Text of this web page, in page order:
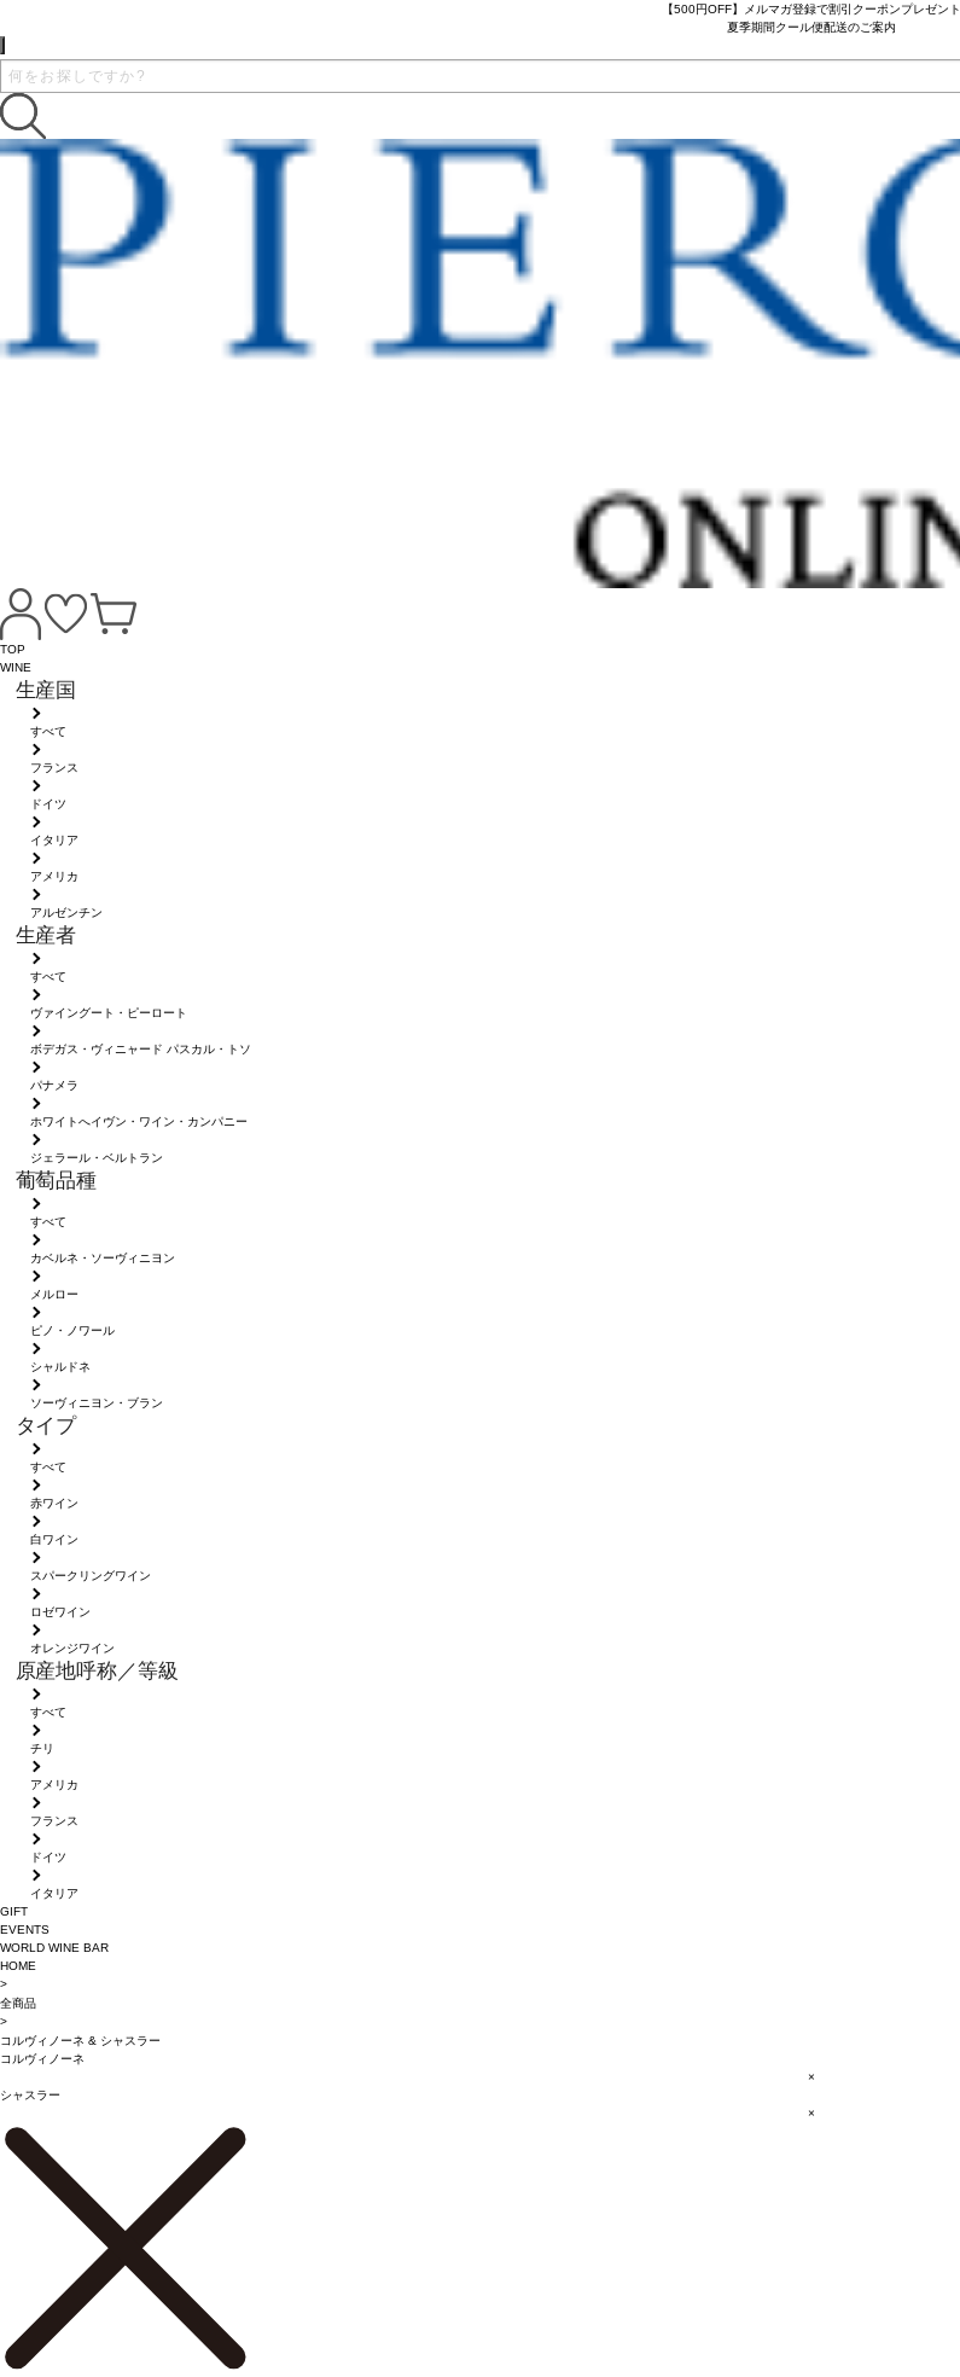
【500円OFF】メルマガ登録で割引クーポンプレゼント
夏季期間クール便配送のご案内
TOP
WINE
生産国
すべて
フランス
ドイツ
イタリア
アメリカ
アルゼンチン
生産者
すべて
ヴァイングート・ピーロート
ボデガス・ヴィニャード パスカル・トソ
パナメラ
ホワイトへイヴン・ワイン・カンパニー
ジェラール・ベルトラン
葡萄品種
すべて
カベルネ・ソーヴィニヨン
メルロー
ピノ・ノワール
シャルドネ
ソーヴィニヨン・ブラン
タイプ
すべて
赤ワイン
白ワイン
スパークリングワイン
ロゼワイン
オレンジワイン
原産地呼称／等級
すべて
チリ
アメリカ
フランス
ドイツ
イタリア
GIFT
EVENTS
WORLD WINE BAR
HOME
>
全商品
>
コルヴィノーネ & シャスラー
コルヴィノーネ
×
シャスラー
×